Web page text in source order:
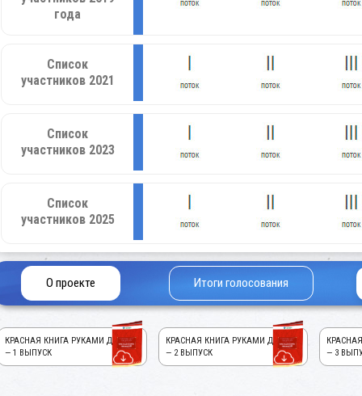
года
Список
участников 2021
Список
участников 2023
Список
участников 2025
О проекте Итоги голосования
КРАСНАЯ КНИГА РУКАМИ ДЕТЕЙ!
— 1 ВЫПУСК
КРАСНАЯ КНИГА РУКАМИ ДЕТЕЙ!
— 2 ВЫПУСК
— 3